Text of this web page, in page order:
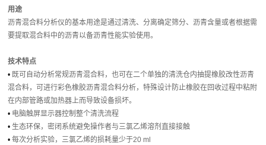
用途
沥青混合料分析仪的基本用途是通过清洗、分离确定筛分、沥青含量或者根据需
要提取混合料中的沥青以备沥青性能实验使用。
技术特点
• 既可自动分析常规沥青混合料，也可在二个单独的清洗仓内抽提橡胶改性沥青
混合料，可进行彩色橡胶沥青混合料分析，特殊设计防止橡胶在回收过程中粘附
在内部管路或加热器上而导致设备损坏。
• 电脑触屏显示器控制整个清洗流程
• 生态环保，密闭系统避免操作者与三氯乙烯溶剂直接接触
•每次分析实验，三氯乙烯的损耗量少于20 ml